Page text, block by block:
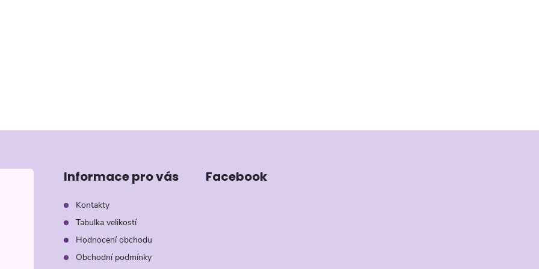
Informace pro vás
Kontakty
Tabulka velikostí
Hodnocení obchodu
Obchodní podmínky
Facebook